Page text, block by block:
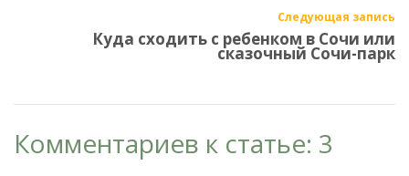
Следующая запись
Куда сходить с ребенком в Сочи или
сказочный Сочи-парк
Комментариев к статье: 3